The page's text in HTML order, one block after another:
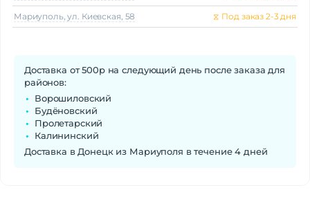
Мариуполь, ул. Киевская, 58 ⧖ Под заказ 2-3 дня
Доставка от 500р на следующий день после заказа для
районов:
Ворошиловский
Будёновский
Пролетарский
Калининский
Доставка в Донецк из Мариуполя в течение 4 дней